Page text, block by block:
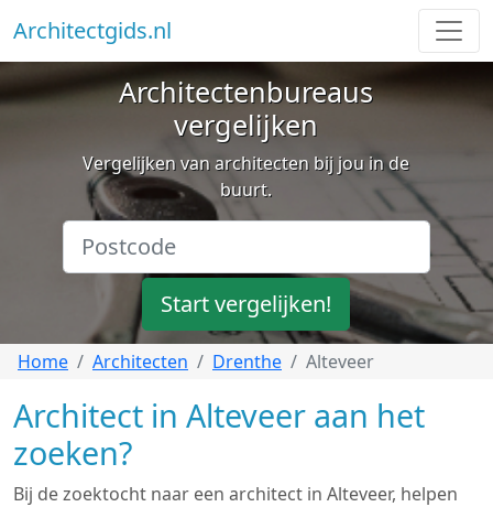
Architectgids.nl
Architectenbureaus
vergelijken
Vergelijken van architecten bij jou in de
buurt.
Start vergelijken!
Home Architecten Drenthe Alteveer
Architect in Alteveer aan het
zoeken?
Bij de zoektocht naar een architect in Alteveer, helpen